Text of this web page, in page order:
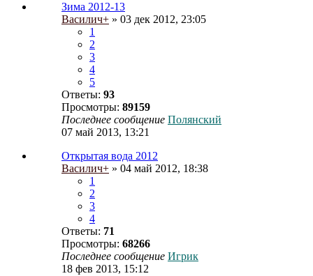
Зима 2012-13
Василич+ » 03 дек 2012, 23:05
1
2
3
4
5
Ответы: 93
Просмотры: 89159
Последнее сообщение Полянский
07 май 2013, 13:21
Открытая вода 2012
Василич+ » 04 май 2012, 18:38
1
2
3
4
Ответы: 71
Просмотры: 68266
Последнее сообщение Игрик
18 фев 2013, 15:12